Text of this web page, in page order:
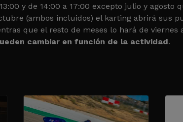
y de 14:00 a 17:00 excepto julio y agosto
(ambos incluidos) el karting abrirá sus
que el resto de meses lo hará de viernes
cambiar en función de la actividad.